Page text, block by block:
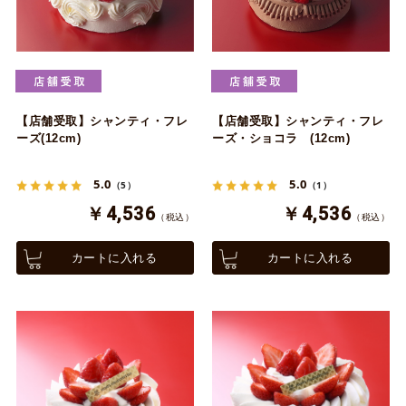
【店舗受取】シャンティ・フレ
ーズ(12cm)
5.0 （5）
￥4,536 （税込）
カートに入れる
【店舗受取】シャンティ・フレ
ーズ・ショコラ (12cm)
5.0 （1）
￥4,536 （税込）
カートに入れる